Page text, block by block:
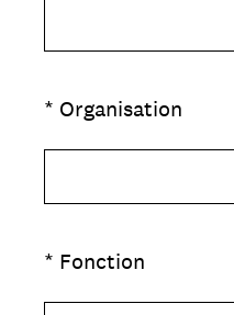
* Organisation
(Obligatoire)
* Fonction
(Obligatoire)